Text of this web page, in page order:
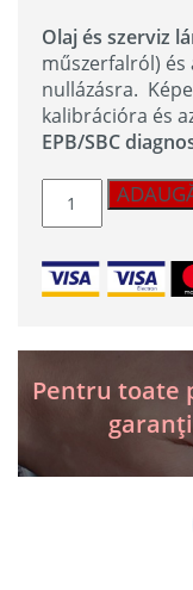
Olaj és szerviz
műszerfalról)
nullázásra.
kalibrációra és
EPB/SBC
Cantitate
iCarsoft
II
Honda
Nissan
Subaru
autódiagnosztika
Pentru toate